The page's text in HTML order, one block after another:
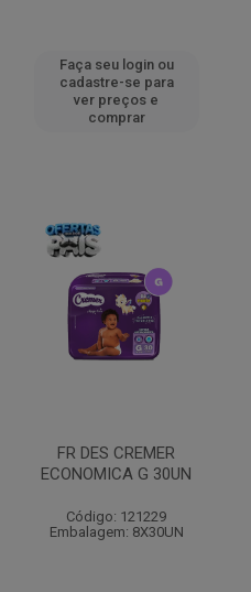
Faça seu login ou
cadastre-se para
ver preços e
comprar
FR DES CREMER
ECONOMICA G 30UN
Código: 121229
Embalagem: 8X30UN